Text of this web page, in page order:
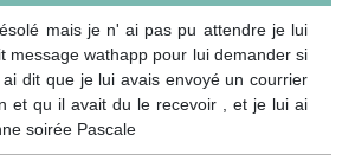
mais je n' ai pas pu attendre je lui
message wathapp pour lui demander si
dit que je lui avais envoyé un courrier
et qu il avait du le recevoir , et je lui ai
soirée Pascale